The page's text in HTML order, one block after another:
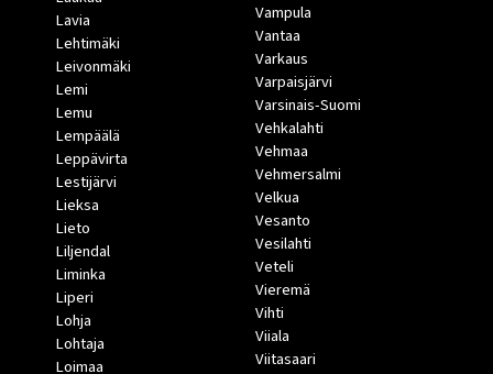
Lavia
Lehtimäki
Leivonmäki
Lemi
Lemu
Lempäälä
Leppävirta
Lestijärvi
Lieksa
Lieto
Liljendal
Liminka
Liperi
Lohja
Lohtaja
Loimaa
Vampula
Vantaa
Varkaus
Varpaisjärvi
Varsinais-Suomi
Vehkalahti
Vehmaa
Vehmersalmi
Velkua
Vesanto
Vesilahti
Veteli
Vieremä
Vihti
Viiala
Viitasaari